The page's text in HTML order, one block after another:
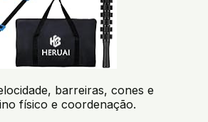
barreiras, cones e
físico e coordenação.